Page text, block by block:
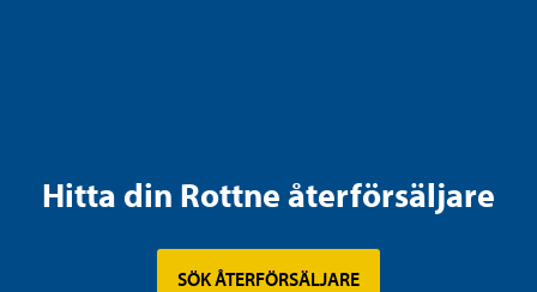
Hitta din Rottne återförsäljare
SÖK ÅTERFÖRSÄLJARE